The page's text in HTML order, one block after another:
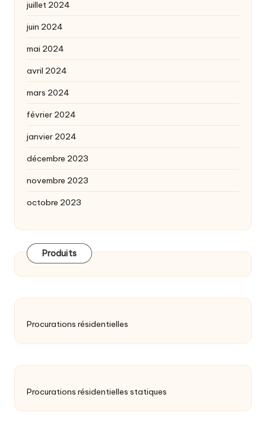
juillet 2024
juin 2024
mai 2024
avril 2024
mars 2024
février 2024
janvier 2024
décembre 2023
novembre 2023
octobre 2023
Produits
Procurations résidentielles
Procurations résidentielles statiques